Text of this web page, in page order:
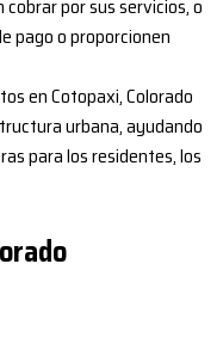
por sus servicios, o
pago o proporcionen
en Cotopaxi, Colorado
urbana, ayudando
para los residentes, los